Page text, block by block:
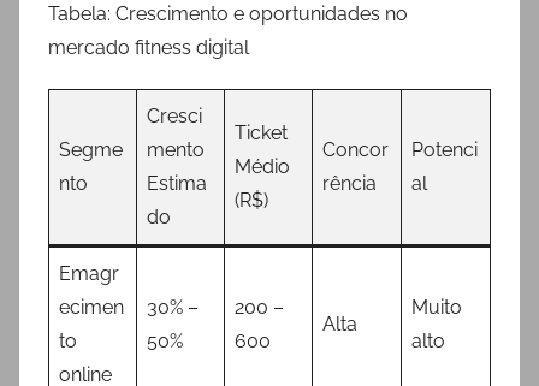
Tabela: Crescimento e oportunidades no
mercado fitness digital
Segme
nto
Cresci
mento
Estima
do
Ticket
Médio
(R$)
Concor
rência
Potenci
al
Emagr
ecimen
to
online
30% –
50%
200 –
600
Alta
Muito
alto